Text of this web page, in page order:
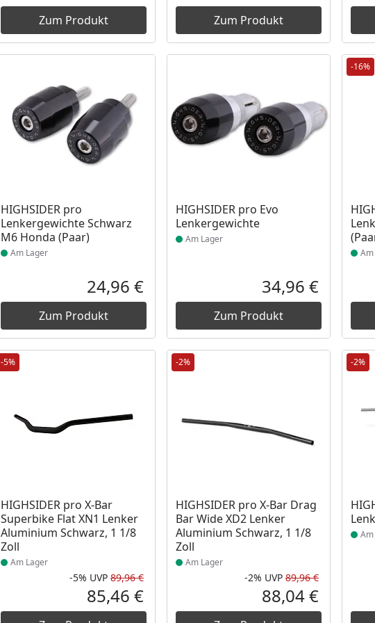
Zum Produkt Zum Produkt
HIGHSIDER pro
Lenkergewichte Schwarz
M6 Honda (Paar)
Produkt am Lager
Am Lager
Aktueller Preis
24,96 €
Zum Produkt
HIGHSIDER pro Evo
Lenkergewichte
Produkt am Lager
Am Lager
Aktueller
34,96 €
Zum Produkt
-16%
-5%
HIGHSIDER pro X-Bar
Superbike Flat XN1 Lenker
Aluminium Schwarz, 1 1/8
Zoll
Produkt am Lager
Am Lager
Rabatt in Prozent
-5%
Ursprünglicher Preis
UVP 89,96 €
Aktueller Preis
85,46 €
-2%
HIGHSIDER pro X-Bar Drag
Bar Wide XD2 Lenker
Aluminium Schwarz, 1 1/8
Zoll
Produkt am Lager
Am Lager
Rabatt in
-2% UVP 89,96 €
Aktueller
88,04 €
-2%